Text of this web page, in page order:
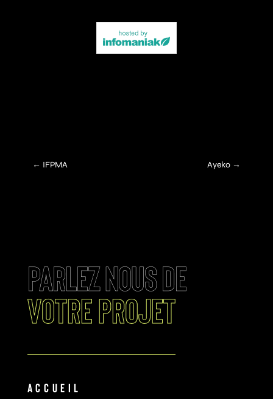
← IFPMA Ayeko →
PARLEZ NOUS DE
votre projet
ACCUEIL